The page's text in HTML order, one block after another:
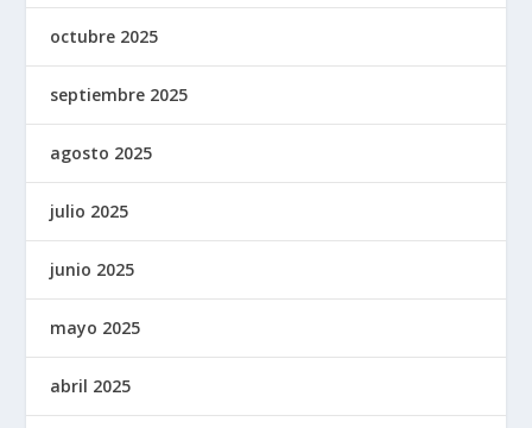
octubre 2025
septiembre 2025
agosto 2025
julio 2025
junio 2025
mayo 2025
abril 2025